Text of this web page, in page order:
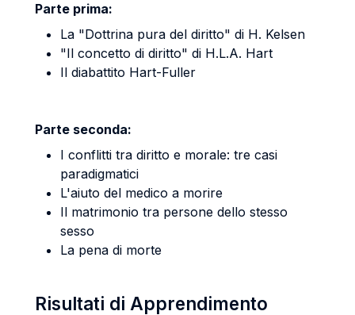
Parte prima:
La "Dottrina pura del diritto" di H. Kelsen
"Il concetto di diritto" di H.L.A. Hart
Il diabattito Hart-Fuller
Parte seconda:
I conflitti tra diritto e morale: tre casi
paradigmatici
L'aiuto del medico a morire
Il matrimonio tra persone dello stesso
sesso
La pena di morte
Risultati di Apprendimento